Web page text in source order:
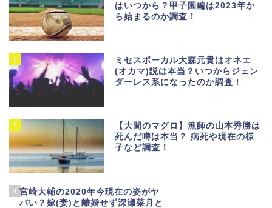
はいつから？甲子園編は2023年か
ら始まるのか調査！
2
ミセスボーカル大森元貴はオネエ
(オカマ)説は本当？いつからジェン
ダーレス系になったのか調査！
3
【大間のマグロ】漁師の山本秀勝は
死んだ噂は本当？ 病死や現在の様
子など調査！
4 宮崎大輔の2020年今現在の姿がヤ
バい？嫁(妻)と離婚せず深瀬菜月と